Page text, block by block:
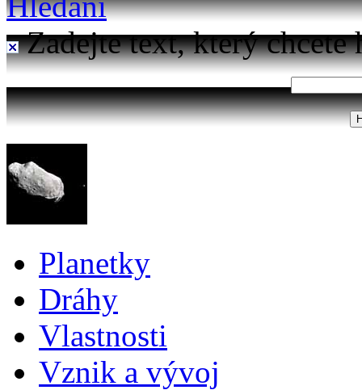
Zadejte text, který chcete
Planetky
Dráhy
Vlastnosti
Vznik a vývoj